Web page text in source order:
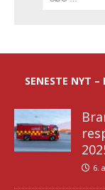
SENESTE NYT
6.